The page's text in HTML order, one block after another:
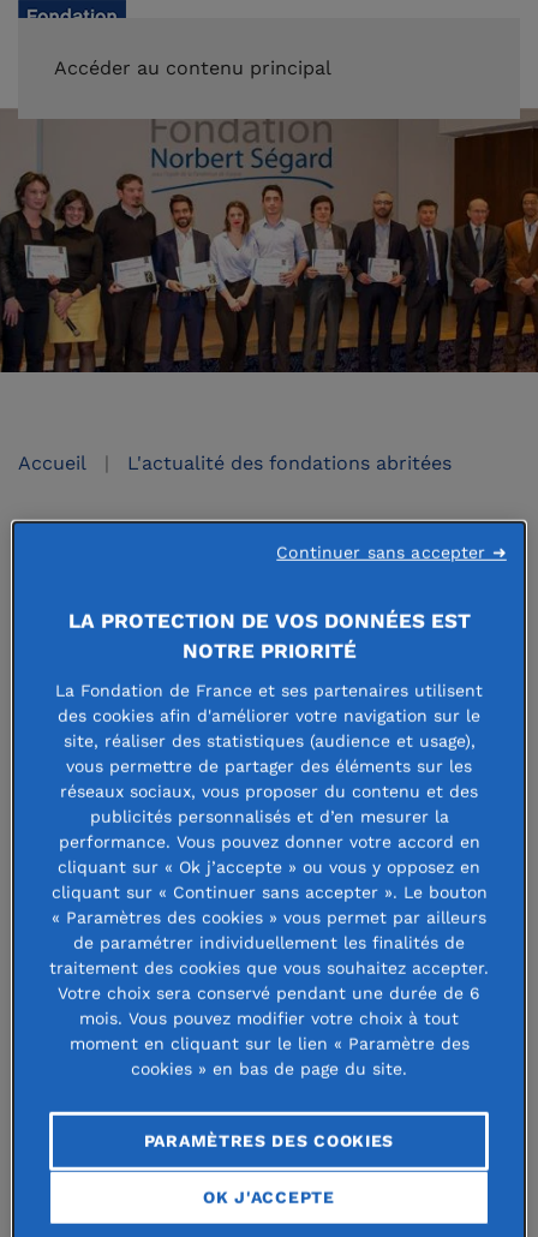
Accéder au contenu principal
Accueil L'actualité des fondations abritées
3 lauréats nordistes
récompensés par le prix
Norbert Ségard 2018
18 avril 2018
Le 19 mars dernier, le Prix Norbert
Ségard a primé 6 ingénieurs créateurs
pour leurs innovations et leur sens de
l’entreprise scientifique au service de
l’Homme. Pour cette nouvelle édition,
la région des Hauts-de-France est
mise à l’honneur avec 3 jeunes
talents formés à Lille.
Sous l’égide de la Fondation de France,la Fondation
LA PROTECTION DE VOS DONNÉES EST
NOTRE PRIORITÉ
La Fondation de France et ses partenaires utilisent
des cookies afin d'améliorer votre navigation sur le
site, réaliser des statistiques (audience et usage),
vous permettre de partager des éléments sur les
réseaux sociaux, vous proposer du contenu et des
publicités personnalisés et d’en mesurer la
performance. Vous pouvez donner votre accord en
cliquant sur « Ok j’accepte » ou vous y opposez en
cliquant sur « Continuer sans accepter ». Le bouton
« Paramètres des cookies » vous permet par ailleurs
de paramétrer individuellement les finalités de
traitement des cookies que vous souhaitez accepter.
Votre choix sera conservé pendant une durée de 6
mois. Vous pouvez modifier votre choix à tout
moment en cliquant sur le lien « Paramètre des
cookies » en bas de page du site.
PARAMÈTRES DES COOKIES
OK J'ACCEPTE
Continuer sans accepter ➜